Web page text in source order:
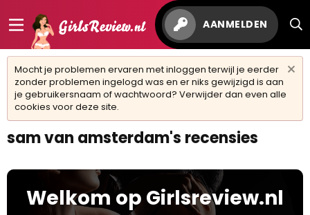
AANMELDEN
Mocht je problemen ervaren met inloggen terwijl je eerder
zonder problemen ingelogd was en er niks gewijzigd is aan
je gebruikersnaam of wachtwoord? Verwijder dan even alle
cookies voor deze site.
sam van amsterdam's recensies
Welkom op Girlsreview.nl